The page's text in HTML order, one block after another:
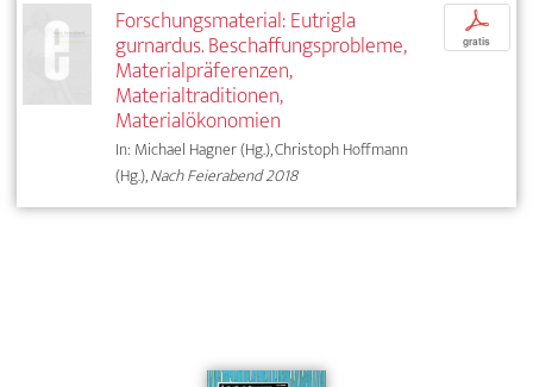
Forschungsmaterial: Eutrigla
gurnardus. Beschaffungsprobleme,
Materialpräferenzen,
Materialtraditionen,
Materialökonomien
In: Michael Hagner (Hg.), Christoph Hoffmann
(Hg.),Nach Feierabend 2018
p
gratis